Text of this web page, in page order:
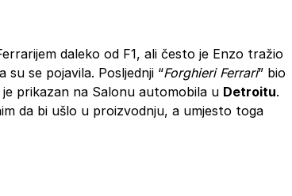
daleko od F1, ali često je Enzo tražio
su se pojavila. Posljednji “Forghieri Ferrari” bio
prikazan na Salonu automobila u Detroitu.
da bi ušlo u proizvodnju, a umjesto toga